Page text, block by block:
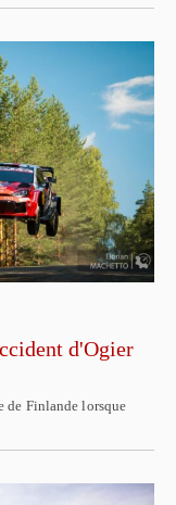
d'Ogier
de Finlande lorsque